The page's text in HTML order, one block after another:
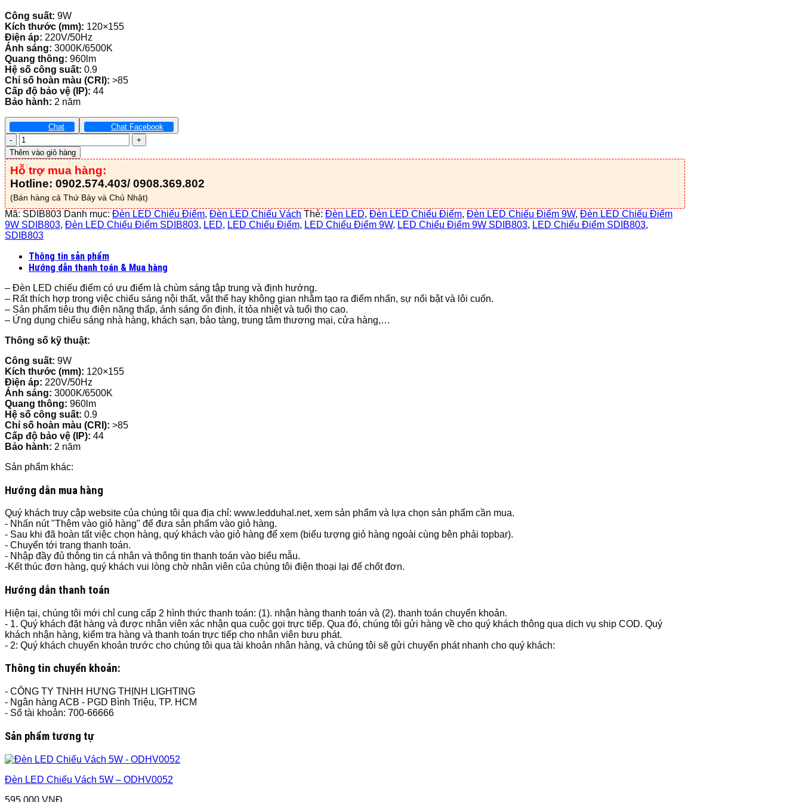
Công suất: 9W
Kích thước (mm): 120×155
Điện áp: 220V/50Hz
Ánh sáng: 3000K/6500K
Quang thông: 960lm
Hệ số công suất: 0.9
Chỉ số hoàn màu (CRI): >85
Cấp độ bảo vệ (IP): 44
Bảo hành: 2 năm
Chat Chat Facebook
Đèn
LED
Chiếu
Điểm
9W
SDIB803
số
lượng
Thêm vào giỏ hàng
Hỗ trợ mua hàng:
Hotline: 0902.574.403/ 0908.369.802
(Bán hàng cả Thứ Bảy và Chủ Nhật)
Mã: SDIB803 Danh mục: Đèn LED Chiếu Điểm, Đèn LED Chiếu Vách Thẻ: Đèn LED, Đèn LED Chiếu Điểm, Đèn LED Chiếu Điểm 9W, Đèn LED Chiếu Điểm
9W SDIB803, Đèn LED Chiếu Điểm SDIB803, LED, LED Chiếu Điểm, LED Chiếu Điểm 9W, LED Chiếu Điểm 9W SDIB803, LED Chiếu Điểm SDIB803,
SDIB803
Thông tin sản phẩm
Hướng dẫn thanh toán & Mua hàng
– Đèn LED chiếu điểm có ưu điểm là chùm sáng tập trung và định hướng.
– Rất thích hợp trong việc chiếu sáng nội thất, vật thể hay không gian nhằm tạo ra điểm nhấn, sự nổi bật và lôi cuốn.
– Sản phẩm tiêu thụ điện năng thấp, ánh sáng ổn định, ít tỏa nhiệt và tuổi thọ cao.
– Ứng dụng chiếu sáng nhà hàng, khách sạn, bảo tàng, trung tâm thương mại, cửa hàng,…
Thông số kỹ thuật:
Công suất: 9W
Kích thước (mm): 120×155
Điện áp: 220V/50Hz
Ánh sáng: 3000K/6500K
Quang thông: 960lm
Hệ số công suất: 0.9
Chỉ số hoàn màu (CRI): >85
Cấp độ bảo vệ (IP): 44
Bảo hành: 2 năm
Sản phẩm khác:
Hướng dẫn mua hàng
Quý khách truy cập website của chúng tôi qua địa chỉ: www.ledduhal.net, xem sản phẩm và lựa chọn sản phẩm cần mua.
- Nhấn nút "Thêm vào giỏ hàng" để đưa sản phẩm vào giỏ hàng.
- Sau khi đã hoàn tất việc chọn hàng, quý khách vào giỏ hàng để xem (biểu tượng giỏ hàng ngoài cùng bên phải topbar).
- Chuyển tới trang thanh toán.
- Nhập đầy đủ thông tin cá nhân và thông tin thanh toán vào biểu mẫu.
-Kết thúc đơn hàng, quý khách vui lòng chờ nhân viên của chúng tôi điện thoại lại để chốt đơn.
Hướng dẫn thanh toán
Hiện tại, chúng tôi mới chỉ cung cấp 2 hình thức thanh toán: (1). nhận hàng thanh toán và (2). thanh toán chuyển khoản.
- 1. Quý khách đặt hàng và được nhân viên xác nhận qua cuộc gọi trực tiếp. Qua đó, chúng tôi gửi hàng về cho quý khách thông qua dịch vụ ship COD. Quý
khách nhận hàng, kiểm tra hàng và thanh toán trực tiếp cho nhân viên bưu phát.
- 2: Quý khách chuyển khoản trước cho chúng tôi qua tài khoản nhân hàng, và chúng tôi sẽ gửi chuyển phát nhanh cho quý khách:
Thông tin chuyển khoản:
- CÔNG TY TNHH HƯNG THỊNH LIGHTING
- Ngân hàng ACB - PGD Bình Triệu, TP. HCM
- Số tài khoản: 700-66666
Sản phẩm tương tự
Đèn LED Chiếu Vách 5W – ODHV0052
595,000 VNĐ